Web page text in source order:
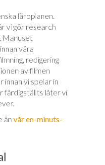
läroplanen.
vi gör research
Manuset
våra
redigering
av filmen
innan vi spelar in
färdigställts låter vi
änvår en-minuts-